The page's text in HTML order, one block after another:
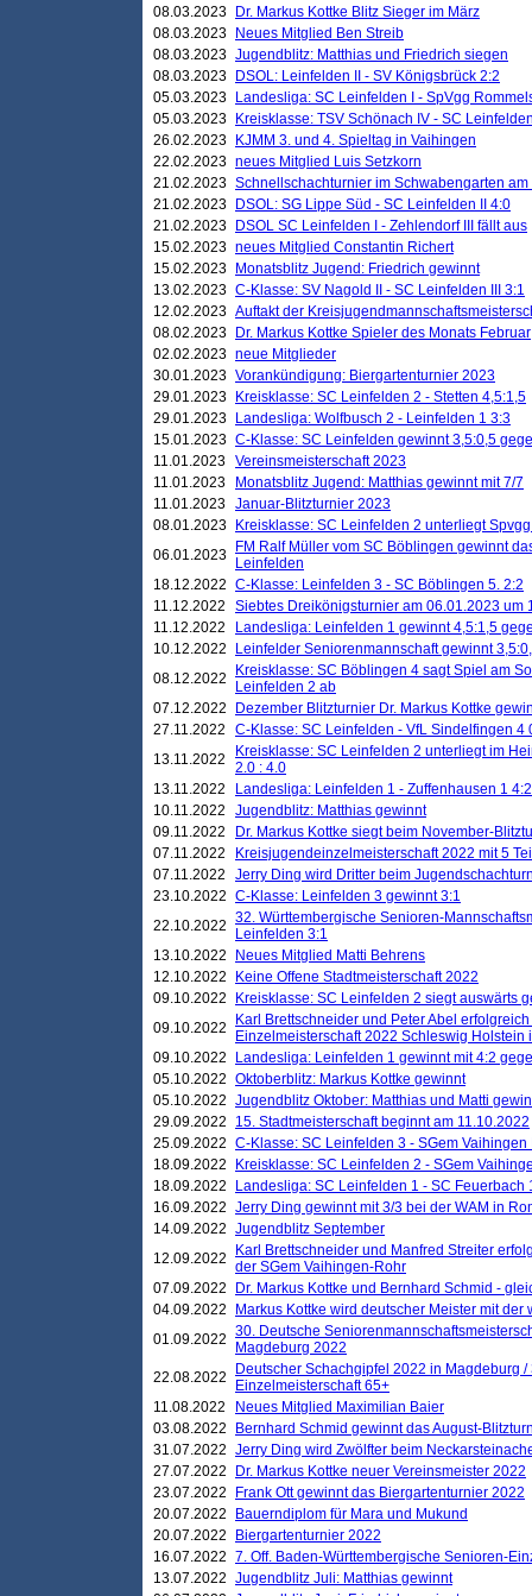
08.03.2023
Dr. Markus Kottke Blitz Sieger im März
08.03.2023
Neues Mitglied Ben Streib
08.03.2023 Jugendblitz: Matthias und Friedrich siegen
08.03.2023
DSOL: Leinfelden II - SV Königsbrück 2:2
05.03.2023
Landesliga: SC Leinfelden I - SpVgg
05.03.2023
Kreisklasse: TSV Schönach IV - SC
26.02.2023
KJMM 3. und 4. Spieltag in Vaihingen
22.02.2023 neues Mitglied Luis Setzkorn
21.02.2023 Schnellschachturnier im Schwabengarten
21.02.2023
DSOL: SG Lippe Süd - SC Leinfelden II 4:0
21.02.2023
DSOL SC Leinfelden I - Zehlendorf III fällt aus
15.02.2023 neues Mitglied Constantin Richert
15.02.2023
Monatsblitz Jugend: Friedrich gewinnt
13.02.2023 C-Klasse: SV Nagold II - SC Leinfelden III 3:1
12.02.2023 Auftakt der
08.02.2023
Dr. Markus Kottke Spieler des Monats Februar
02.02.2023 neue Mitglieder
30.01.2023 Vorankündigung: Biergartenturnier 2023
29.01.2023
Kreisklasse: SC Leinfelden 2 - Stetten 4,5:1,5
29.01.2023
Landesliga: Wolfbusch 2 - Leinfelden 1 3:3
15.01.2023 C-Klasse: SC Leinfelden gewinnt 3,5:0,5
11.01.2023 Vereinsmeisterschaft 2023
11.01.2023
Monatsblitz Jugend: Matthias gewinnt mit 7/7
11.01.2023 Januar-Blitzturnier 2023
08.01.2023
Kreisklasse: SC Leinfelden 2 unterliegt
06.01.2023
FM Ralf Müller vom SC Böblingen gewinnt
Leinfelden
18.12.2022 C-Klasse: Leinfelden 3 - SC Böblingen 5. 2:2
11.12.2022
Siebtes Dreikönigsturnier am 06.01.2023 um
11.12.2022
Landesliga: Leinfelden 1 gewinnt 4,5:1,5
10.12.2022
Leinfelder Seniorenmannschaft gewinnt
08.12.2022
Kreisklasse: SC Böblingen 4 sagt Spiel am
Leinfelden 2 ab
07.12.2022
Dezember Blitzturnier Dr. Markus Kottke
27.11.2022
C-Klasse: SC Leinfelden - VfL Sindelfingen 4
13.11.2022
Kreisklasse: SC Leinfelden 2 unterliegt im
2.0 : 4.0
13.11.2022
Landesliga: Leinfelden 1 - Zuffenhausen 1 4:2
10.11.2022
Jugendblitz: Matthias gewinnt
09.11.2022
Dr. Markus Kottke siegt beim November-
07.11.2022
Kreisjugendeinzelmeisterschaft 2022 mit 5
07.11.2022
Jerry Ding wird Dritter beim
23.10.2022 C-Klasse: Leinfelden 3 gewinnt 3:1
22.10.2022 32. Württembergische Senioren-
Leinfelden 3:1
13.10.2022
Neues Mitglied Matti Behrens
12.10.2022
Keine Offene Stadtmeisterschaft 2022
09.10.2022
Kreisklasse: SC Leinfelden 2 siegt auswärts
09.10.2022
Karl Brettschneider und Peter Abel
Einzelmeisterschaft 2022 Schleswig Holstein
09.10.2022
Landesliga: Leinfelden 1 gewinnt mit 4:2
05.10.2022 Oktoberblitz: Markus Kottke gewinnt
05.10.2022 Jugendblitz Oktober: Matthias und Matti
29.09.2022
15. Stadtmeisterschaft beginnt am 11.10.2022
25.09.2022 C-Klasse: SC Leinfelden 3 - SGem Vaihingen
18.09.2022
Kreisklasse: SC Leinfelden 2 - SGem
18.09.2022
Landesliga: SC Leinfelden 1 - SC Feuerbach
16.09.2022 Jerry Ding gewinnt mit 3/3 bei der WAM in
14.09.2022 Jugendblitz September
12.09.2022
Karl Brettschneider und Manfred Streiter
der SGem Vaihingen-Rohr
07.09.2022
Dr. Markus Kottke und Bernhard Schmid -
04.09.2022
Markus Kottke wird deutscher Meister mit
01.09.2022 30. Deutsche
Magdeburg 2022
22.08.2022
Deutscher Schachgipfel 2022 in Magdeburg
Einzelmeisterschaft 65+
11.08.2022
Neues Mitglied Maximilian Baier
03.08.2022
Bernhard Schmid gewinnt das August-
31.07.2022 Jerry Ding wird Zwölfter beim
27.07.2022
Dr. Markus Kottke neuer Vereinsmeister 2022
23.07.2022
Frank Ott gewinnt das Biergartenturnier 2022
20.07.2022
Bauerndiplom für Mara und Mukund
20.07.2022
Biergartenturnier 2022
16.07.2022 7. Off. Baden-Württembergische Senioren-
13.07.2022 Jugendblitz Juli: Matthias gewinnt